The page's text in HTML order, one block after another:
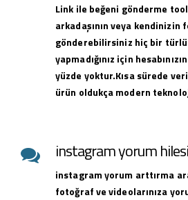
Link ile beğeni gönderme
arkadaşının veya kendinizin
gönderebilirsiniz hiç bir
yapmadığınız için
yüzde yoktur.Kısa sürede
ürün oldukça modern
instagram yorum hilesi
instagram yorum arttırma
fotoğraf ve videolarınıza